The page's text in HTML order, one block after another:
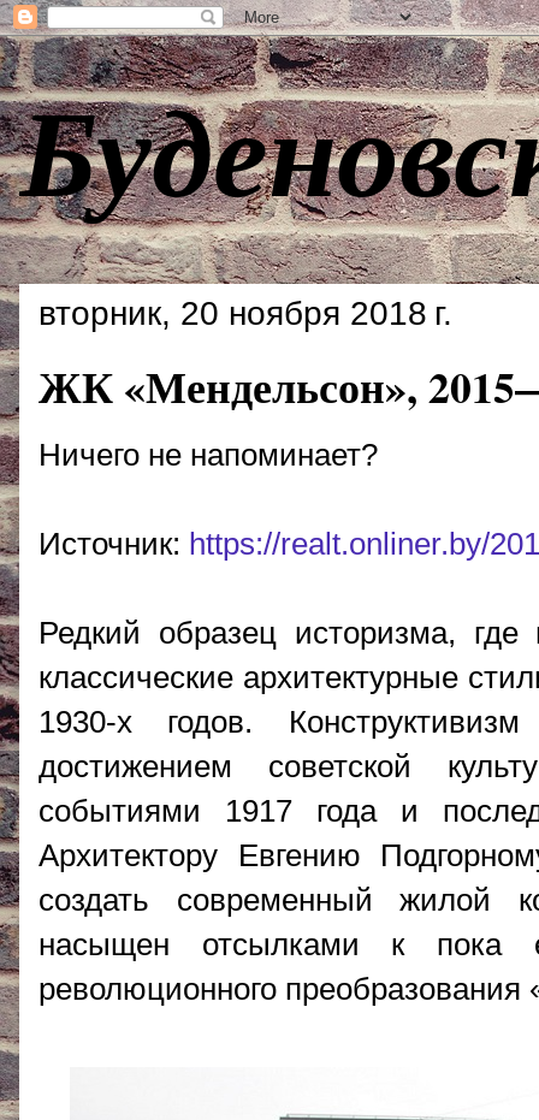
вторник, 20 ноября 2018 г.
ЖК «Мендельсон»,
Ничего не напоминает?
Источник: https://realt.onliner.by/
Редкий образец историзма,
классические архитектурные
1930-х годов.
достижением советской
событиями 1917 года и
Архитектору Евгению
создать современный жилой
насыщен отсылками к пока
революционного преобразования